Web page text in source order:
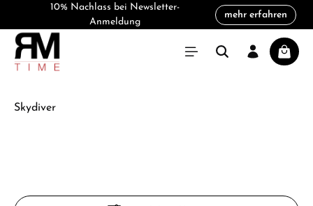
10% Nachlass bei Newsletter-
Anmeldung
mehr erfahren
Skydiver